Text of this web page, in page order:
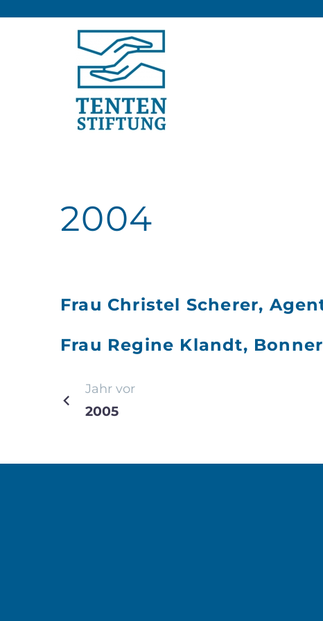
2004
Frau Christel Scherer,
Frau Regine Klandt,
Jahr vor
2005